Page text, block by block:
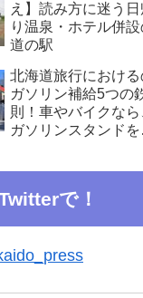
え】読み方に迷う日
り温泉・ホテル併
道の駅
北海道旅行における
ガソリン補給5つの
則！車やバイクなら
ガソリンスタンドを
で！